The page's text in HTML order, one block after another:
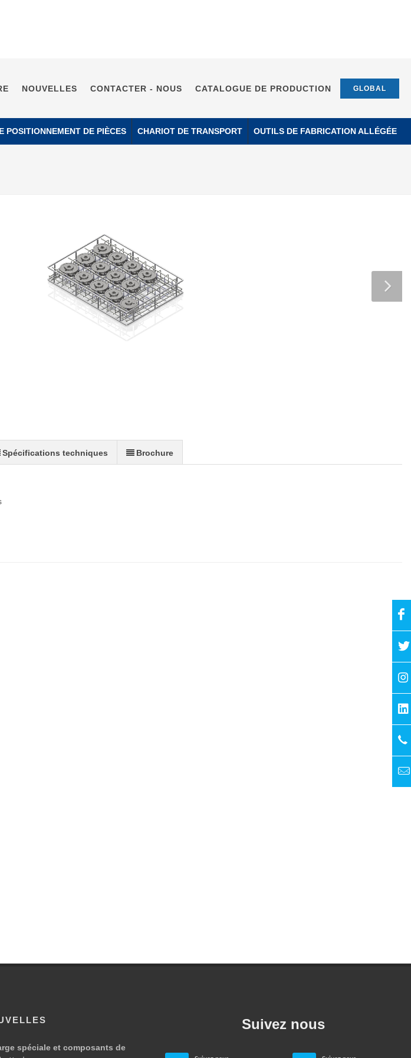
NOUVELLES CONTACTER - NOUS CATALOGUE DE PRODUCTION GLOBAL
POSITIONNEMENT DE PIÈCES CHARIOT DE TRANSPORT OUTILS DE FABRICATION ALLÉGÉE
Spécifications techniques Brochure
spéciale et composants de
Suivez nous